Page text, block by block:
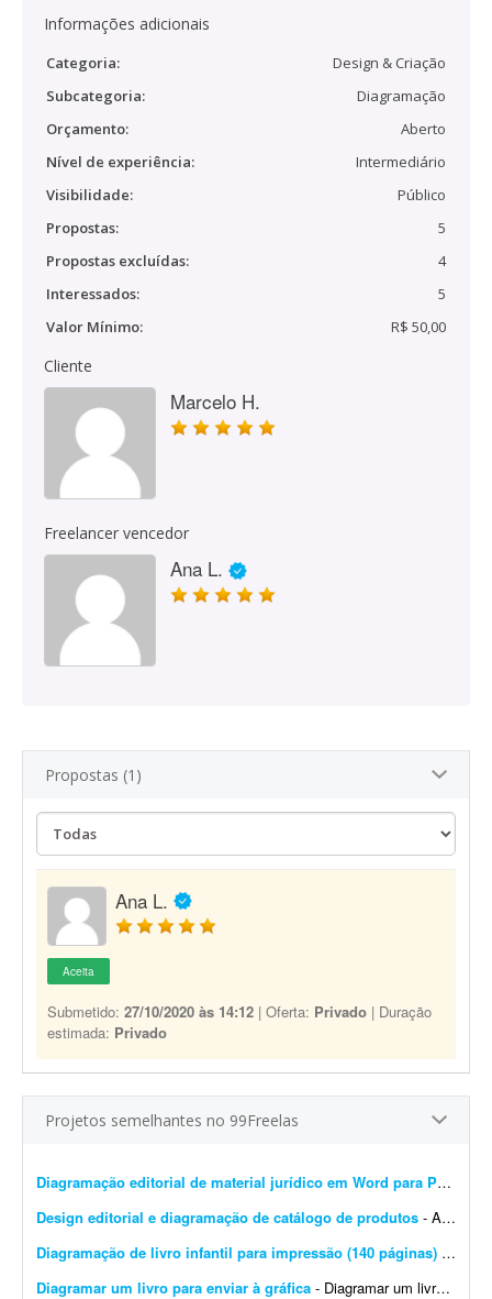
Informações adicionais
Categoria:
Design & Criação
Subcategoria:
Diagramação
Orçamento:
Aberto
Nível de experiência:
Intermediário
Visibilidade:
Público
Propostas:
5
Propostas excluídas:
4
Interessados:
5
Valor Mínimo:
R$ 50,00
Cliente
Marcelo H.
Freelancer vencedor
Ana L.
Propostas (1)
Ana L.
Aceita
Submetido: 27/10/2020 às 14:12 | Oferta: Privado | Duração
estimada: Privado
Projetos semelhantes no 99Freelas
Diagramação editorial de material jurídico em Word para PDF premium
Design editorial e diagramação de catálogo de produtos - A DistribuiBem, distribuidora de alimentos e produtos premium, está procurando um profissional de design editorial e diagramação para revisar, modernizar e manter nosso cat&aac...
Diagramação de livro infantil para impressão (140 páginas)
Diagramar um livro para enviar à gráfica - Diagramar um livro para enviar à gráfica. 95% do livro é texto. Formato 170x240 mm. (ao alto), compostos por: - 380 páginas impressas a 1/1 cor (preto) em ior 90 grs. -...